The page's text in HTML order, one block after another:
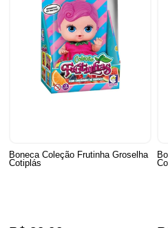
Boneca Coleção Frutinha Groselha
Cotiplás